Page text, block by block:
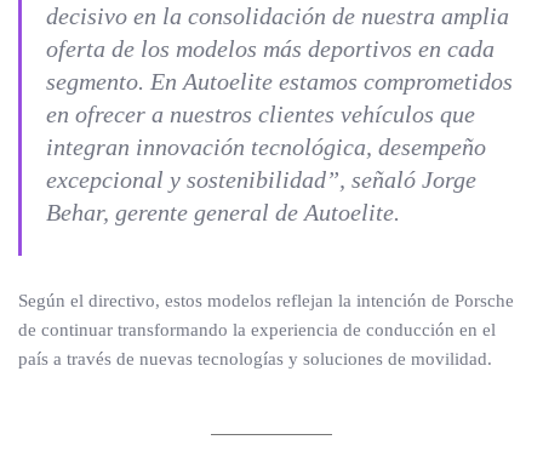
decisivo en la consolidación de nuestra amplia
oferta de los modelos más deportivos en cada
segmento. En Autoelite estamos comprometidos
en ofrecer a nuestros clientes vehículos que
integran innovación tecnológica, desempeño
excepcional y sostenibilidad”, señaló Jorge
Behar, gerente general de Autoelite.
Según el directivo, estos modelos reflejan la intención de Porsche
de continuar transformando la experiencia de conducción en el
país a través de nuevas tecnologías y soluciones de movilidad.